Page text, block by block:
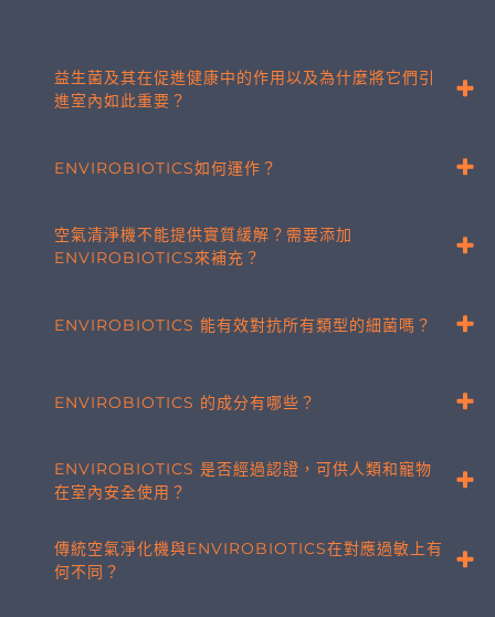
益生菌及其在促進健康中的作用以及為什麼將它們引
進室內如此重要？
ENVIROBIOTICS如何運作？
空氣清淨機不能提供實質緩解？需要添加
ENVIROBIOTICS來補充？
ENVIROBIOTICS 能有效對抗所有類型的細菌嗎？
ENVIROBIOTICS 的成分有哪些？
ENVIROBIOTICS 是否經過認證，可供人類和寵物
在室內安全使用？
傳統空氣淨化機與ENVIROBIOTICS在對應過敏上有
何不同？